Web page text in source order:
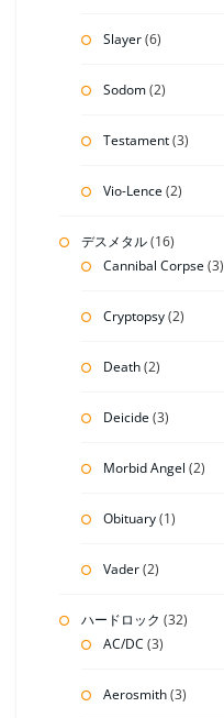
Slayer(6)
Sodom(2)
Testament(3)
Vio-Lence(2)
デスメタル(16)
Cannibal Corpse(3)
Cryptopsy(2)
Death(2)
Deicide(3)
Morbid Angel (2)
Obituary(1)
Vader(2)
ハードロック (32)
AC/DC (3)
Aerosmith(3)